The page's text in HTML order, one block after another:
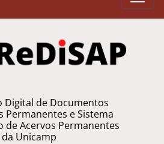
Digital de Documentos
Permanentes e Sistema
de Acervos Permanentes
da Unicamp